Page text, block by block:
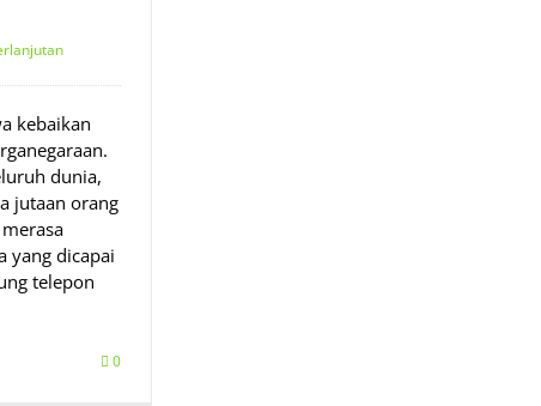
kebaikan
dunia,
jutaan orang
yang dicapai
telepon
0